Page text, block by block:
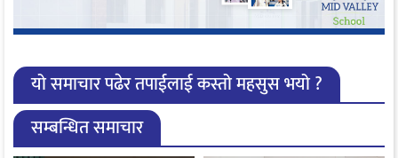
यो समाचार पढेर तपाईलाई कस्तो महसुस भयो ?
सम्बन्धित समाचार